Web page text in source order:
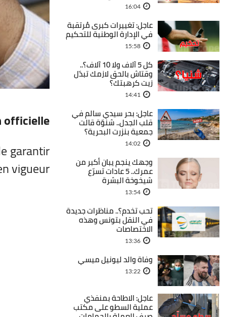
officielle
garantir
vigueur.
16:04
عاجل: تغييرات كبرى مُرتقبة
في الإدارة الوطنية للتحكيم
15:58
كل 5 آلاف ولا 10 آلاف؟..
وقتاش بالحق لازمك تبدّل
زيت كرهبتك؟
14:41
عاجل: بحر سيدي سالم في
قلب الجدل.. شنوّة قالت
جمعية بنزرت البحرية؟
14:02
وجهك ينجم يبان أكبر من
عمرك.. 5 عادات تسرّع
شيخوخة البشرة
13:54
تحب تخدم؟.. مناظرات جديدة
في النقل بتونس وهذه
الاختصاصات
13:36
وفاة والد ليونيل ميسي
13:22
عاجل: الاطاحة بمنفذي
عملية السطو على مكتب